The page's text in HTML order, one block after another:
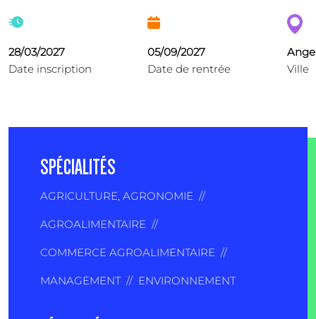
28/03/2027
Date inscription
05/09/2027
Date de rentrée
Ville
SPÉCIALITÉS
AGRICULTURE, AGRONOMIE //
AGROALIMENTAIRE //
COMMERCE AGROALIMENTAIRE //
MANAGEMENT // ENVIRONNEMENT